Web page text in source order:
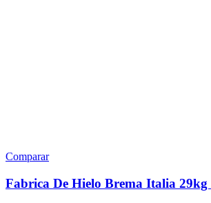
Comparar
Fabrica De Hielo Brema Italia 29kg